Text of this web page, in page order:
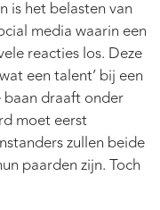
is het belasten van
media waarin een
reacties los. Deze
een talent’ bij een
draaft onder
moet eerst
zullen beide
paarden zijn. Toch